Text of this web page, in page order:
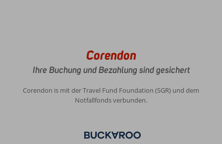
Corendon
Ihre Buchung und Bezahlung sind gesichert
Corendon is mit der Travel Fund Foundation (SGR) und dem
Notfallfonds verbunden.